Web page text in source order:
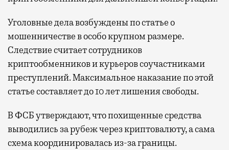
Уголовные дела возбуждены по статье о
мошенничестве в особо крупном размере.
Следствие считает сотрудников
криптообменников и курьеров соучастниками
преступлений. Максимальное наказание по этой
статье составляет до 10 лет лишения свободы.
В ФСБ утверждают, что похищенные средства
выводились за рубеж через криптовалюту, а сама
схема координировалась из-за границы.